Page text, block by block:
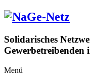
Zum
Inhalt
Solidarisches
Menü